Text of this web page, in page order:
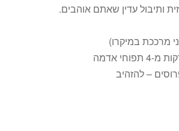
ותיבול עדין שאתם אוהבים.
מרככת במיקרו)
אדמה